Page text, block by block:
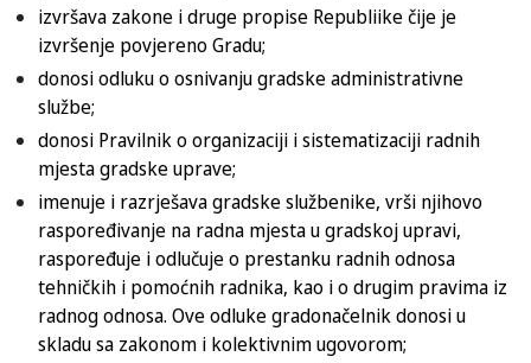
izvršava zakone i druge propise Republiike čije je
izvršenje povjereno Gradu;
donosi odluku o osnivanju gradske administrativne
službe;
donosi Pravilnik o organizaciji i sistematizaciji radnih
mjesta gradske uprave;
imenuje i razrješava gradske službenike, vrši njihovo
raspoređivanje na radna mjesta u gradskoj upravi,
raspoređuje i odlučuje o prestanku radnih odnosa
tehničkih i pomoćnih radnika, kao i o drugim pravima iz
radnog odnosa. Ove odluke gradonačelnik donosi u
skladu sa zakonom i kolektivnim ugovorom;